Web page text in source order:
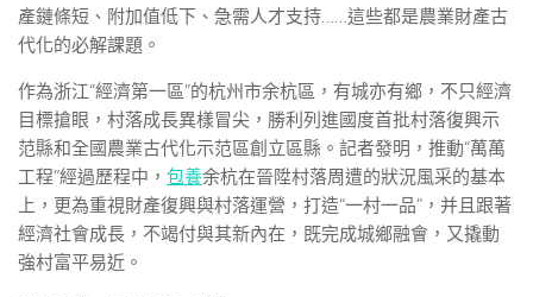
產鏈條短、附加值低下、急需人才支持……這些都是農業財產古
代化的必解課題。
作為浙江“經濟第一區”的杭州市余杭區，有城亦有鄉，不只經濟
目標搶眼，村落成長異樣冒尖，勝利列進國度首批村落復興示
范縣和全國農業古代化示范區創立區縣。記者發明，推動“萬萬
工程”經過歷程中， 包養余杭在晉陞村落周遭的狀況風采的基本
上，更為重視財產復興與村落運營，打造“一村一品”，并且跟著
經濟社會成長，不竭付與其新內在，既完成城鄉融會，又撬動
強村富平易近。